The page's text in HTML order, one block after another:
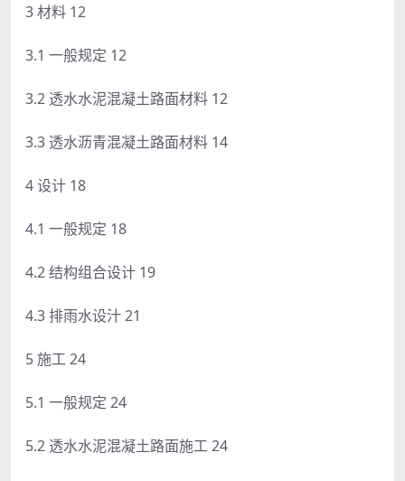
3 材料 12
3.1 一般规定 12
3.2 透水水泥混凝土路面材料 12
3.3 透水沥青混凝土路面材料 14
4 设计 18
4.1 一般规定 18
4.2 结构组合设计 19
4.3 排雨水设汁 21
5 施工 24
5.1 一般规定 24
5.2 透水水泥混凝土路面施工 24